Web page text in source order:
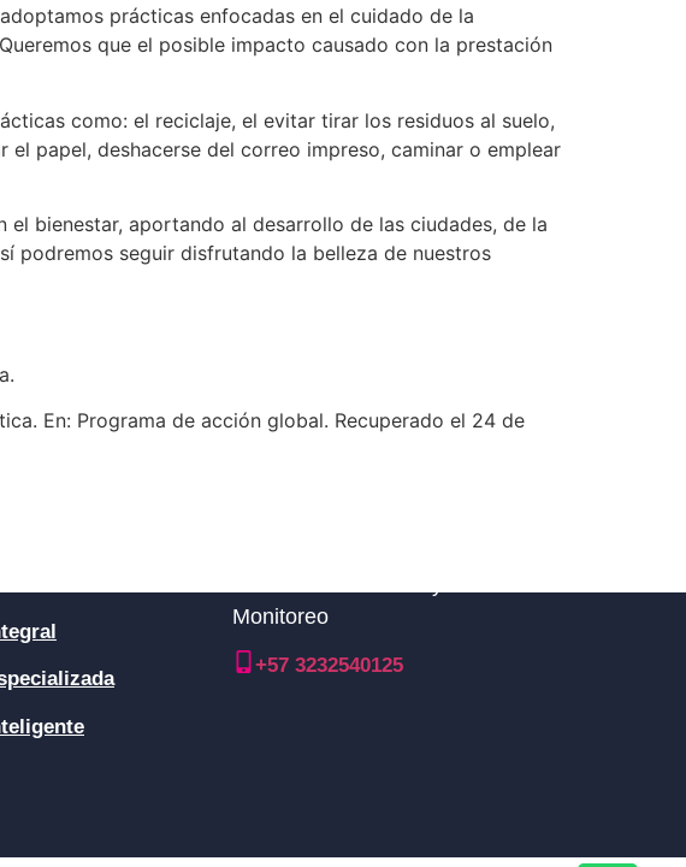
prácticas enfocadas en el cuidado de la
que el posible impacto causado con la prestación
como: el reciclaje, el evitar tirar los residuos al suelo,
papel, deshacerse del correo impreso, caminar o emplear
bienestar, aportando al desarrollo de las ciudades, de la
podremos seguir disfrutando la belleza de nuestros
En: Programa de acción global. Recuperado el 24 de
Monitoreo
+57 3232540125